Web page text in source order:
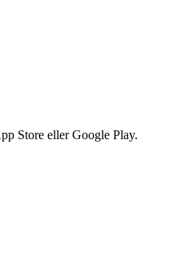
Store eller Google Play.